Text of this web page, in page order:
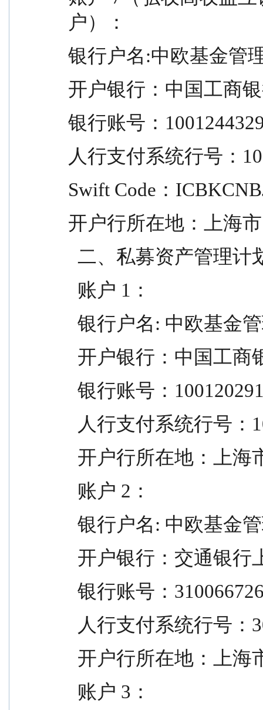
户）：
银行户名:中欧基金管
开户银行：中国工商
银行账号：
人行支付系统行号：
Swift Code：
开户行所在地：上海市
二、私募资产管理
  账户 1：
银行户名: 中欧基金
开户银行：中国工
银行账号：
人行支付系统行号
开户行所在地：上海
  账户 2：
银行户名: 中欧基金
开户银行：交通银
银行账号：
人行支付系统行号
开户行所在地：上海
  账户 3：